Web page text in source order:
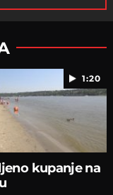
1:20
kupanje na